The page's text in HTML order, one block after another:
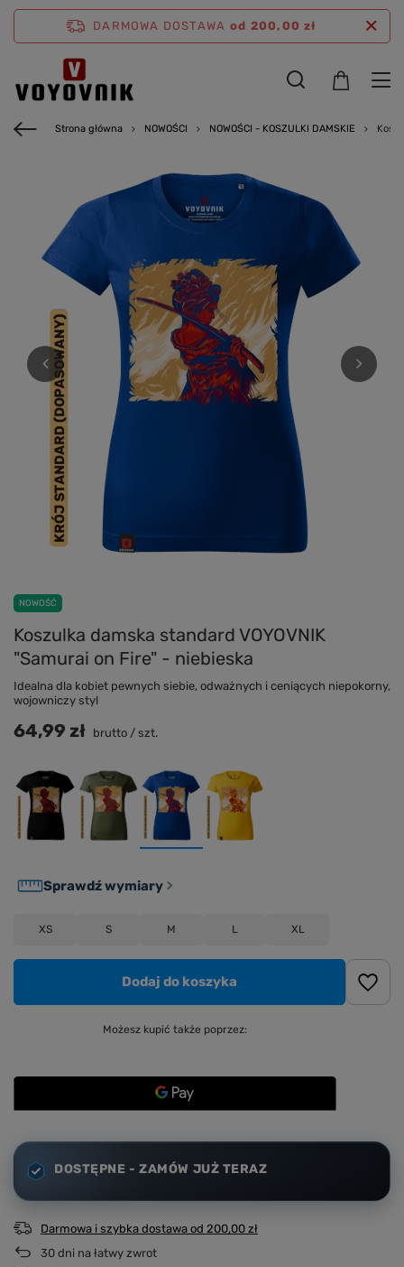
DARMOWA DOSTAWA od 200,00 zł
Strona główna NOWOŚCI NOWOŚCI - KOSZULKI DAMSKIE
NOWOŚĆ
Koszulka damska standard VOYOVNIK
"Samurai on Fire" - niebieska
Idealna dla kobiet pewnych siebie, odważnych i ceniących niepokorny,
wojowniczy styl
XS S M L XL
Sprawdź wymiary
64,99 zł brutto / szt.
Dodaj do koszyka
Możesz kupić także poprzez:
DOSTĘPNE - ZAMÓW JUŻ TERAZ
Darmowa i szybka dostawa od 200,00 zł
30 dni na łatwy zwrot